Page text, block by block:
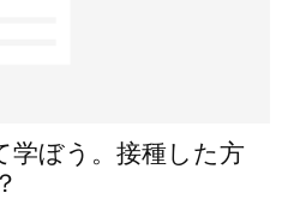
学ぼう。接種した方